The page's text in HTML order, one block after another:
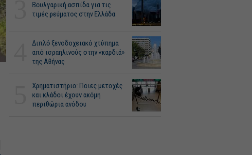
Βουλγαρική ασπίδα για τις
τιμές ρεύματος στην Ελλάδα
Διπλό ξενοδοχειακό χτύπημα
από ισραηλινούς στην «καρδιά»
της Αθήνας
Χρηματιστήριο: Ποιες μετοχές
και κλάδοι έχουν ακόμη
περιθώρια ανόδου